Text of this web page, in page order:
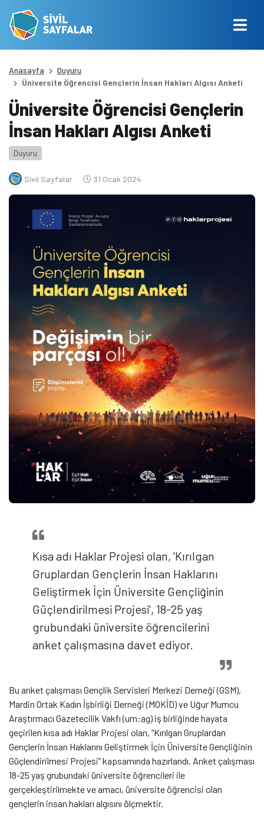
Anasayfa
Duyuru
Üniversite Öğrencisi Gençlerin İnsan Hakları Algısı Anketi
Üniversite Öğrencisi Gençlerin
İnsan Hakları Algısı Anketi
Duyuru
Sivil Sayfalar 31 Ocak 2024
Kısa adı Haklar Projesi olan, 'Kırılgan
Gruplardan Gençlerin İnsan Haklarını
Geliştirmek İçin Üniversite Gençliğinin
Güçlendirilmesi Projesi', 18-25 yaş
grubundaki üniversite öğrencilerini
anket çalışmasına davet ediyor.
Bu anket çalışması Gençlik Servisleri Merkezi Derneği (GSM),
Mardin Ortak Kadın İşbirliği Derneği (MOKİD) ve Uğur Mumcu
Araştırmacı Gazetecilik Vakfı (um:ag) iş birliğinde hayata
geçirilen kısa adı Haklar Projesi olan, “Kırılgan Gruplardan
Gençlerin İnsan Haklarını Geliştirmek İçin Üniversite Gençliğinin
Güçlendirilmesi Projesi” kapsamında hazırlandı. Anket çalışması
18-25 yaş grubundaki üniversite öğrencileri ile
gerçekleştirilmekte ve amacı, üniversite öğrencisi olan
gençlerin insan hakları algısını ölçmektir.